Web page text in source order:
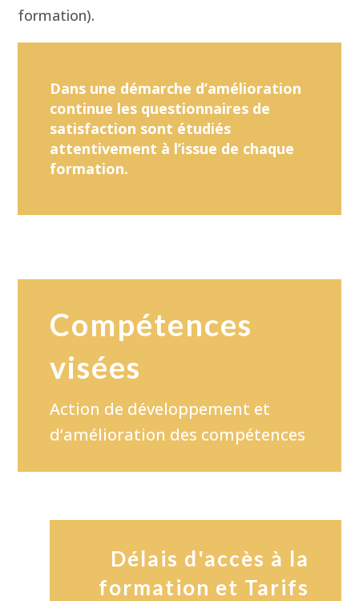
formation).
Dans une démarche d’amélioration
continue les questionnaires de
satisfaction sont étudiés
attentivement à l’issue de chaque
formation.
Compétences
visées
Action de développement et
d’amélioration des compétences
Délais d'accès à la
formation et Tarifs